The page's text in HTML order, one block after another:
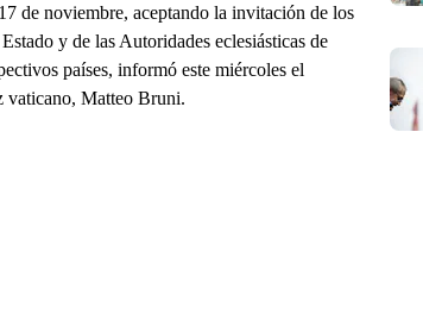
de noviembre, aceptando la invitación de los
Estado y de las Autoridades eclesiásticas de
países, informó este miércoles el
vaticano, Matteo Bruni.